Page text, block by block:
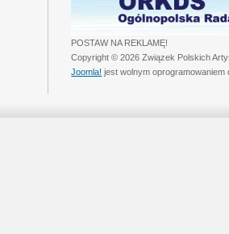
POSTAW NA REKLAMĘ!
Copyright © 2026 Związek Polskich
Joomla! jest wolnym